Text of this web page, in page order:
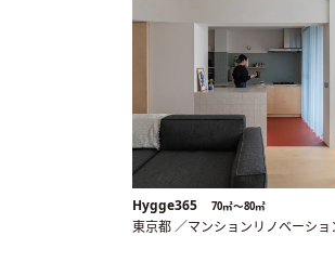
Hygge365 70㎡〜80㎡
東京都 ／マンションリノベーショ